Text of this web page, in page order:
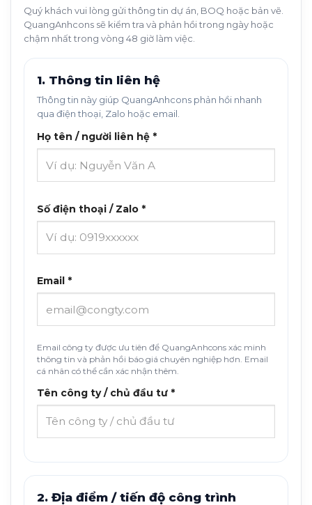
Quý khách vui lòng gửi thông tin dự án, BOQ hoặc bản vẽ.
QuangAnhcons sẽ kiểm tra và phản hồi trong ngày hoặc
chậm nhất trong vòng 48 giờ làm việc.
1. Thông tin liên hệ
Thông tin này giúp QuangAnhcons phản hồi nhanh
qua điện thoại, Zalo hoặc email.
Họ tên / người liên hệ *
Số điện thoại / Zalo *
Email *
Email công ty được ưu tiên để QuangAnhcons xác minh
thông tin và phản hồi báo giá chuyên nghiệp hơn. Email
cá nhân có thể cần xác nhận thêm.
Tên công ty / chủ đầu tư *
2. Địa điểm / tiến độ công trình